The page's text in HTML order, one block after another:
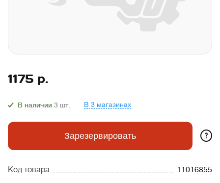
1175 р.
В наличии 3 шт. В 3 магазинах
Зарезервировать ?
Код товара 11016855